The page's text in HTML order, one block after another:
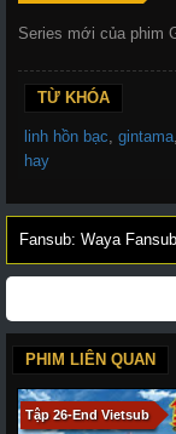
Series mới của phim
TỪ KHÓA
linh hồn bạc, gintama,
hay
Fansub: Waya Fansub
PHIM LIÊN QUAN
Tập 26-End Vietsub